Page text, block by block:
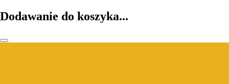
Dodawanie do koszyka...